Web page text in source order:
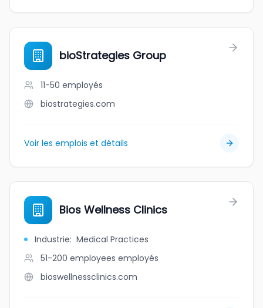
bioStrategies Group
11-50 employés
biostrategies.com
Voir les emplois et détails
Bios Wellness Clinics
Industrie: Medical Practices
51-200 employees employés
bioswellnessclinics.com